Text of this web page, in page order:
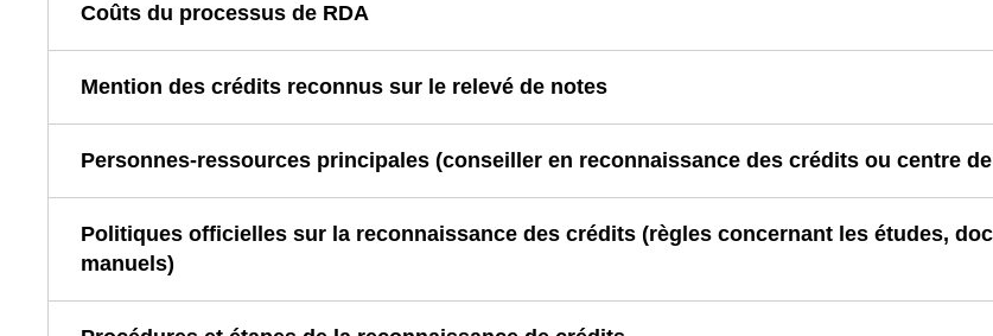
Coûts du processus de RDA
Mention des crédits reconnus sur le relevé de notes
Personnes-ressources principales (conseiller en reconnaissance des crédits ou centre
Politiques officielles sur la reconnaissance des crédits (règles concernant les études,
manuels)